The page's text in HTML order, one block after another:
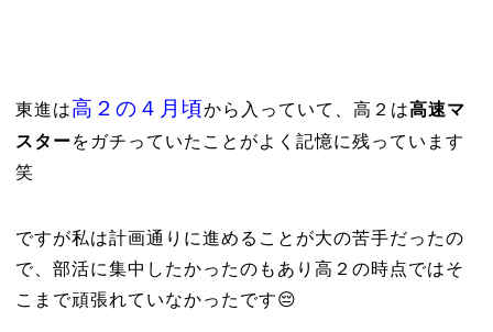
東進は高２の４月頃から入っていて、高２は高速マ
スターをガチっていたことがよく記憶に残っています
笑
ですが私は計画通りに進めることが大の苦手だったの
で、部活に集中したかったのもあり高２の時点ではそ
こまで頑張れていなかったです😔